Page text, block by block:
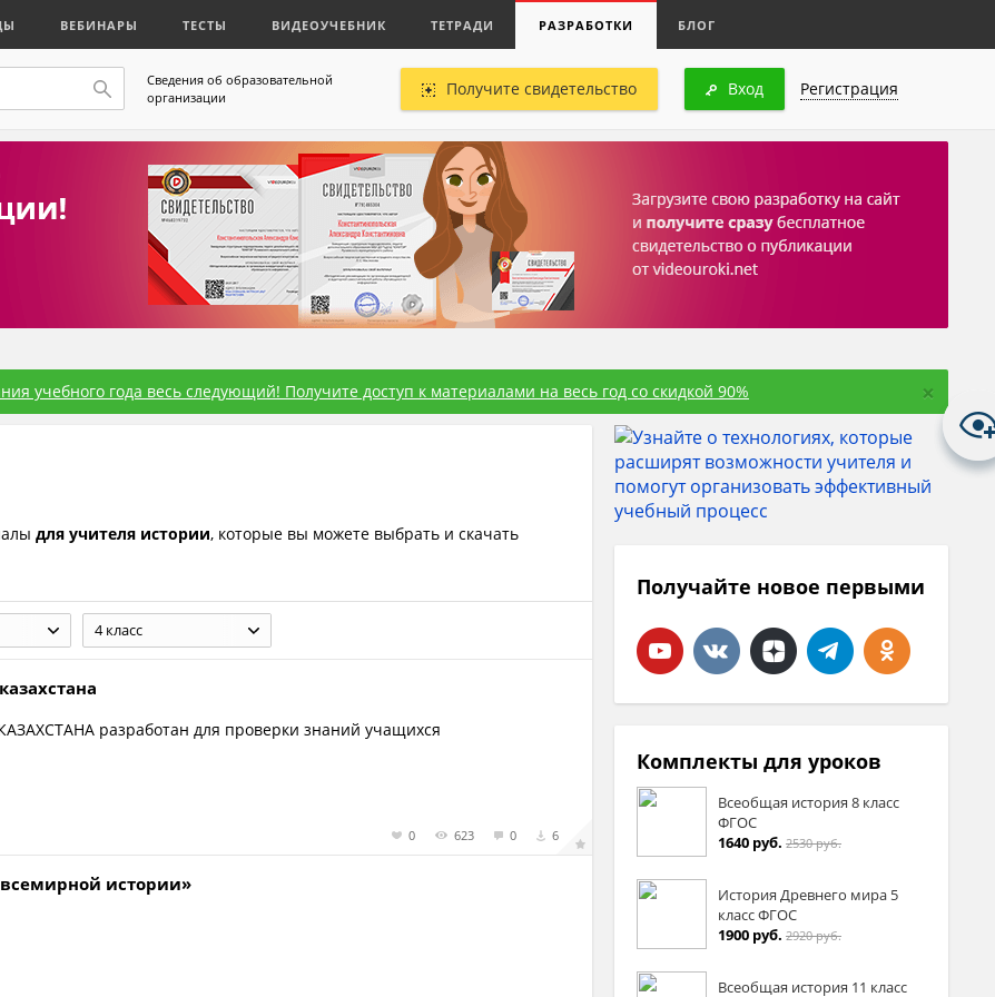
ВЕБИНАРЫ ТЕСТЫ ВИДЕОУЧЕБНИК ТЕТРАДИ РАЗРАБОТКИ БЛОГ
Сведения об образовательной
организации
Получите свидетельство Вход Регистрация
учебного года весь следующий! Получите доступ к материалами на весь год со скидкой 90% ×
для учителя истории, которые вы можете выбрать и скачать
4 класс
разработан для проверки знаний учащихся
0 623 0 6
истории»
Получайте новое первыми
Комплекты для уроков
Всеобщая история 8 класс
ФГОС
1640 руб. 2530 руб.
История Древнего мира 5
класс ФГОС
1900 руб. 2920 руб.
Всеобщая история 11 класс